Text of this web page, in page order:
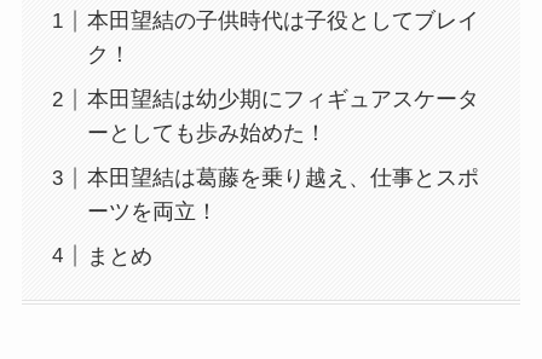
本田望結の子供時代は子役としてブレイ
ク！
本田望結は幼少期にフィギュアスケータ
ーとしても歩み始めた！
本田望結は葛藤を乗り越え、仕事とスポ
ーツを両立！
まとめ